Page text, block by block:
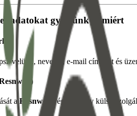
adatokat gyűjtünk és miért
velünk, nevedet, e-mail címedet és
aResnweb végzi, amely külső